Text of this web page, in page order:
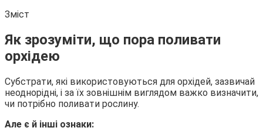
Зміст
Як зрозуміти, що пора поливати
орхідею
Субстрати, які використовуються для орхідей, зазвичай
неоднорідні, і за їх зовнішнім виглядом важко визначити,
чи потрібно поливати рослину.
Але є й інші ознаки: